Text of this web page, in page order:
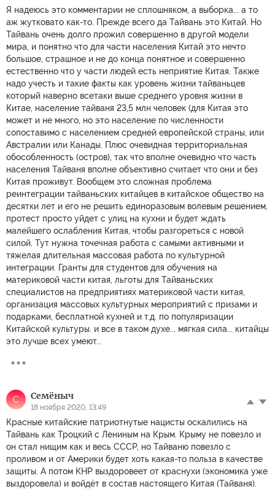
Я надеюсь это комментарии не сплошняком, а выборка... а то
аж жутковато как-то. Прежде всего да Тайвань это Китай. Но
Тайвань очень долго прожил совершенно в другой модели
мира, и понятно что для части населения Китай это нечто
большое, страшное и не до конца понятное и совершенно
естественно что у части людей есть неприятие Китая. Также
надо учесть и такие факты как уровень жизни тайваньцев
который наверно всетаки выше среднего уровня жизни в
Китае, население тайваня 23,5 млн человек (для Китая это
может и не много, но это население по численности
сопоставимо с населением средней европейской страны, или
Австралии или Канады. Плюс очевидная территориальная
обособленность (остров), так что вполне очевидно что часть
населения Тайваня вполне объективно считает что они и без
Китая проживут. Вообщем это сложная проблема
реинтеграции тайваньских китайцев в китайское общество на
десятки лет и его не решить единоразовым волевым решением,
протест просто уйдет с улиц на кухни и будет ждать
малейшего ослабления Китая, чтобы разгореться с новой
силой. Тут нужна точечная работа с самыми активными и
тяжелая длительная массовая работа по культурной
интеграции. Гранты для студентов для обучения на
материковой части китая, льготы для Тайваньских
специалистов на предприятиях материковой части китая,
организация массовых культурных мероприятий с призами и
подарками, бесплатной кухней и т.д. по популяризации
Китайской культуры. и все в таком духе... мягкая сила... китайцы
это лучше всех умеют...
С Семёныч
18 ноября 2020, 13:49
Красные китайские патриотнутые нацисты оскалились на
Тайвань как Троцкий с Лениным на Крым. Крыму не повезло и
он стал нищим как и весь СССР, но Тайваню повезло с
проливом и от Америки будет хоть какая-то польза в качестве
защиты. А потом КНР выздоровеет от краснухи (экономика уже
выздоровела) и войдёт в состав настоящего Китая (Тайваня).